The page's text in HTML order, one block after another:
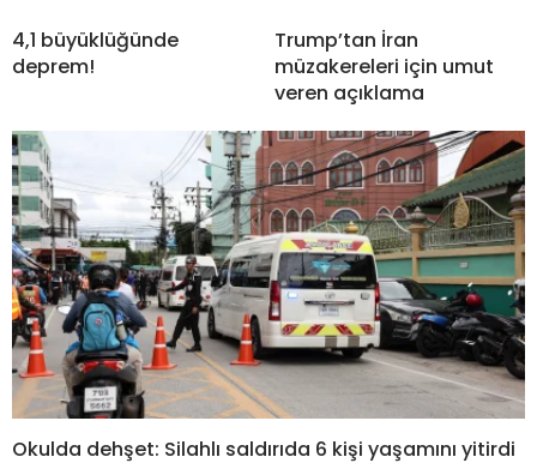
4,1 büyüklüğünde
deprem!
Trump’tan İran
müzakereleri için umut
veren açıklama
Okulda dehşet: Silahlı saldırıda 6 kişi yaşamını yitirdi